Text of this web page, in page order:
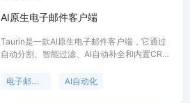
AI原生电子邮件客户端
Taurin是一款AI原生电子邮件客户端，它通过
自动分割、智能过滤、AI自动补全和内置CRM
间。产品背景信息显示，Taurin旨在通过AI技
电子邮件管理 AI自动化